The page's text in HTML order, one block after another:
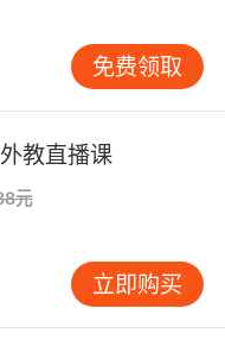
风"代表肃杀，英
暖流影响成为温暖
颂》中得到极致展
thou breath of
成生命使者。航
hauled"（顶风航
（顺风航行）等
汉语则衍生"风调雨
案例显示，通过对
异（前者来自希腊
免费领取
教直播课
元
立即购买